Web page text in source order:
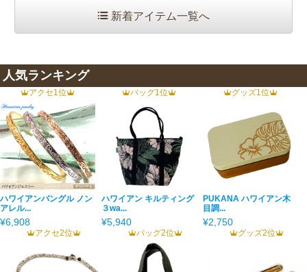
新着アイテム一覧へ
人気ランキング
アクセ1位
ハワイアンバングル ノン
アレル...
¥6,908
バッグ1位
ハワイアン キルティング
３wa...
¥5,940
グッズ1位
PUKANA ハワイアン木
目調...
¥2,750
アクセ2位 バッグ2位 グッズ2位